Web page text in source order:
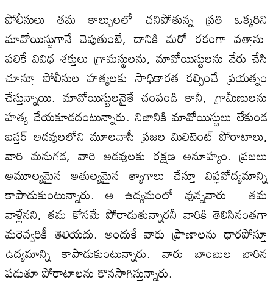
పోలీసులు తమ కాల్పులలో చనిపోతున్న ప్రతి ఒక్కరిని
మావోయిస్టుగానే చెపుతుంటే, దానికి మరో రకంగా వత్తాసు
పలికే వివిధ శక్తులు గ్రామస్థులను, మావోయిస్టులను వేరు చేసి
చూస్తూ పోలీసుల హత్యలకు సాధికారత కల్పించే ప్రయత్నం
చేస్తున్నాయి. మావోయిస్టులనైతే చంపండి కానీ, గ్రామీణులను
హత్య చేయకూడదంటున్నారు. నిజానికి మావోయిస్టులు లేకుండ
బస్తర్ అడవులలోని మూలవాసీ ప్రజల మిలిటెంట్ పోరాటాలు,
వారి మనుగడ, వారి అడవులకు రక్షణ అనూహ్యం. ప్రజలు
అమూల్యమైన అతుల్యమైన త్యాగాలు చేస్తూ విప్లవోద్యమాన్ని
కాపాడుకుంటున్నారు. ఆ ఉద్యమంలో వున్నవారు తమ
వాళ్లేనని, తమ కోసమే పోరాడుతున్నారనీ వారికి తెలిసినంతగా
మరెవ్వరికీ తెలియదు. అందుకే వారు ప్రాణాలను ధారపోస్తూ
ఉద్యమాన్ని కాపాడుకుంటున్నారు. వారు బాంబుల బారిన
పడుతూ పోరాటాలను కొనసాగిస్తున్నారు.